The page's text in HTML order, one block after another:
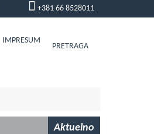
+381 66 8528011
IMPRESUM
PRETRAGA
Aktuelno